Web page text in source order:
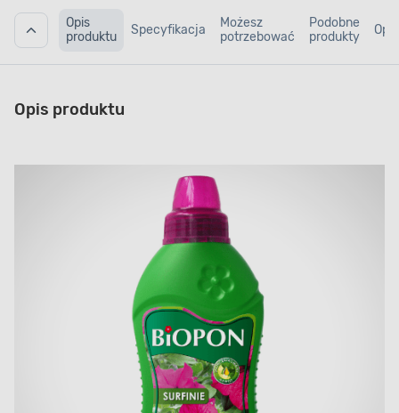
Opis
produktu
Specyfikacja
Możesz
potrzebować
Podobne
produkty
Opis produktu